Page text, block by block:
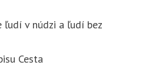
ľudí v núdzi a ľudí bez
Cesta